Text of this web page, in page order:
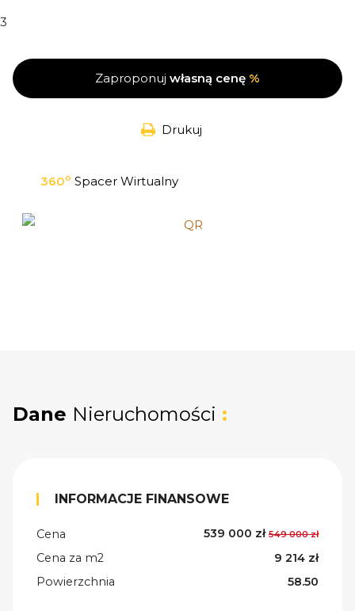
3
Zaproponuj własną cenę %
Drukuj
360o Spacer Wirtualny
Dane Nieruchomości :
INFORMACJE FINANSOWE
Cena 539 000 zł 549 000 zł
Cena za m2
9 214 zł
Powierzchnia
58.50